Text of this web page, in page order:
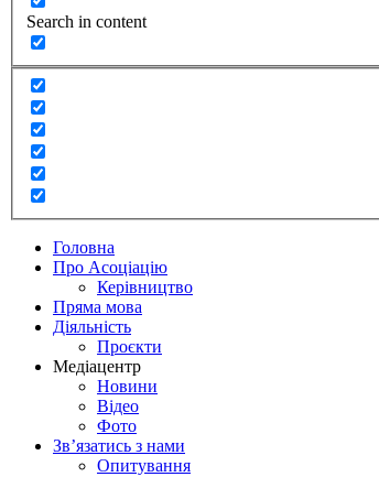
Search in content
Головна
Про Асоціацію
Керівництво
Пряма мова
Діяльність
Проєкти
Медіацентр
Новини
Відео
Фото
Зв’язатись з нами
Опитування